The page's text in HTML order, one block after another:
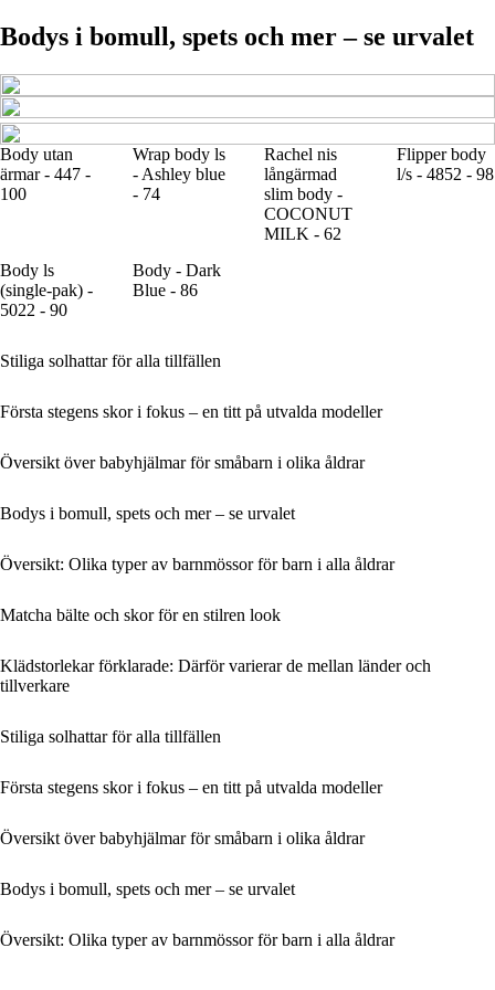
Bodys i bomull, spets och mer – se urvalet
Body utan
ärmar - 447 -
100
Wrap body ls
- Ashley blue
- 74
Rachel nis
långärmad
slim body -
COCONUT
MILK - 62
Flipper body
l/s - 4852 - 98
Body ls
(single-pak) -
5022 - 90
Body - Dark
Blue - 86
Stiliga solhattar för alla tillfällen
Första stegens skor i fokus – en titt på utvalda modeller
Översikt över babyhjälmar för småbarn i olika åldrar
Bodys i bomull, spets och mer – se urvalet
Översikt: Olika typer av barnmössor för barn i alla åldrar
Matcha bälte och skor för en stilren look
Klädstorlekar förklarade: Därför varierar de mellan länder och
tillverkare
Stiliga solhattar för alla tillfällen
Första stegens skor i fokus – en titt på utvalda modeller
Översikt över babyhjälmar för småbarn i olika åldrar
Bodys i bomull, spets och mer – se urvalet
Översikt: Olika typer av barnmössor för barn i alla åldrar